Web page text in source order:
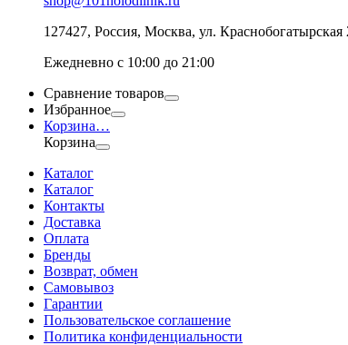
127427, Россия, Москва, ул.
Ежедневно с 10:00 до 21:00
Сравнение товаров
Избранное
Корзина…
Корзина
Каталог
Каталог
Контакты
Доставка
Оплата
Бренды
Возврат, обмен
Самовывоз
Гарантии
Пользовательское соглашение
Политика конфиденциальности